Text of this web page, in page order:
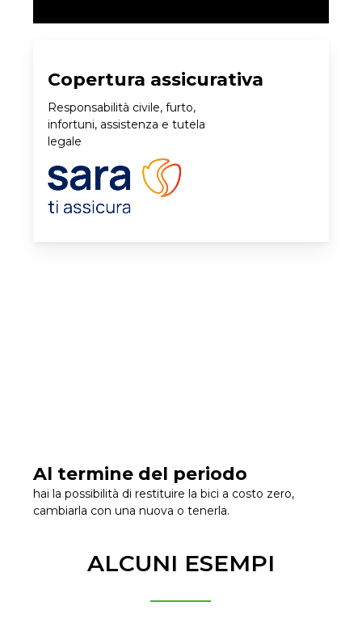
Copertura assicurativa
Responsabilità civile, furto,
infortuni, assistenza e tutela
legale
Al termine del periodo
hai la possibilità di restituire la bici a costo zero,
cambiarla con una nuova o tenerla.
ALCUNI ESEMPI